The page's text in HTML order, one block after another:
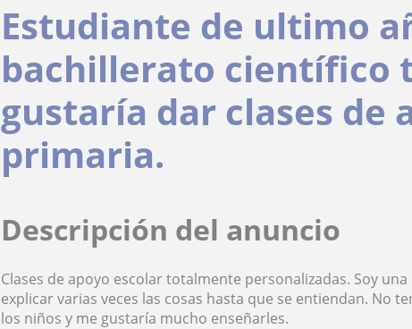
Estudiante de ultimo
bachillerato científico
gustaría dar clases de
primaria.
Descripción del anuncio
Clases de apoyo escolar totalmente personalizadas. Soy
explicar varias veces las cosas hasta que se entiendan. No
los niños y me gustaría mucho enseñarles.